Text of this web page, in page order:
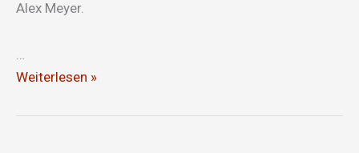
Alex Meyer.
Auswärts
Macht
Weiterlesen »